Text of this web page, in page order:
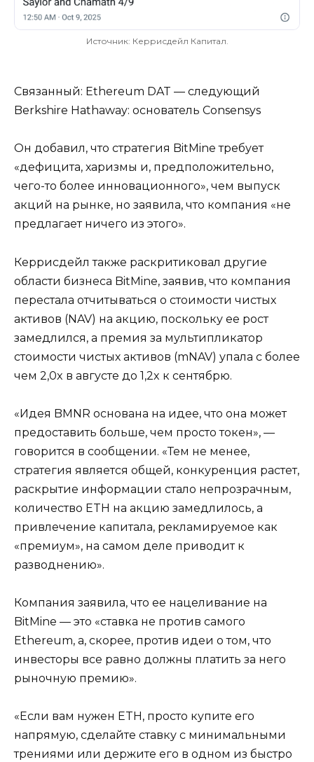
Источник: Керрисдейл Капитал.
Связанный: Ethereum DAT — следующий
Berkshire Hathaway: основатель Consensys
Он добавил, что стратегия BitMine требует
«дефицита, харизмы и, предположительно,
чего-то более инновационного», чем выпуск
акций на рынке, но заявила, что компания «не
предлагает ничего из этого».
Керрисдейл также раскритиковал другие
области бизнеса BitMine, заявив, что компания
перестала отчитываться о стоимости чистых
активов (NAV) на акцию, поскольку ее рост
замедлился, а премия за мультипликатор
стоимости чистых активов (mNAV) упала с более
чем 2,0x в августе до 1,2x к сентябрю.
«Идея BMNR основана на идее, что она может
предоставить больше, чем просто токен», —
говорится в сообщении. «Тем не менее,
стратегия является общей, конкуренция растет,
раскрытие информации стало непрозрачным,
количество ETH на акцию замедлилось, а
привлечение капитала, рекламируемое как
«премиум», на самом деле приводит к
разводнению».
Компания заявила, что ее нацеливание на
BitMine — это «ставка не против самого
Ethereum, а, скорее, против идеи о том, что
инвесторы все равно должны платить за него
рыночную премию».
«Если вам нужен ETH, просто купите его
напрямую, сделайте ставку с минимальными
трениями или держите его в одном из быстро